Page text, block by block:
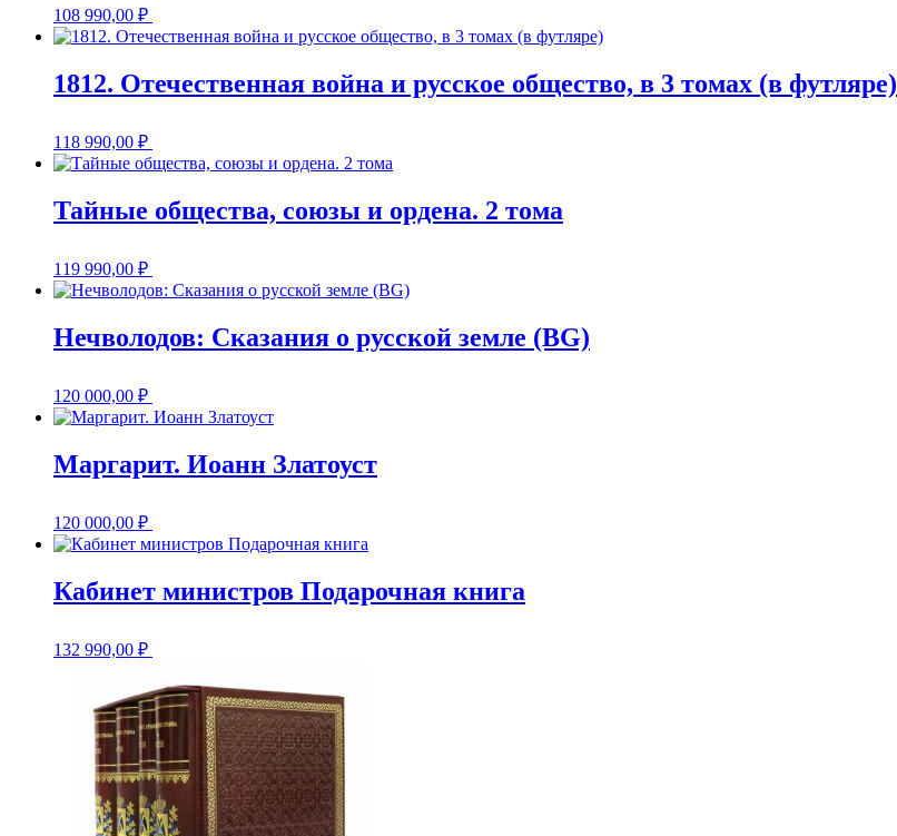
108 990,00 ₽
1812. Отечественная война и русское общество, в 3 томах (в футляре)
118 990,00 ₽
Тайные общества, союзы и ордена. 2 тома
119 990,00 ₽
Нечволодов: Сказания о русской земле (BG)
120 000,00 ₽
Маргарит. Иоанн Златоуст
120 000,00 ₽
Кабинет министров Подарочная книга
132 990,00 ₽